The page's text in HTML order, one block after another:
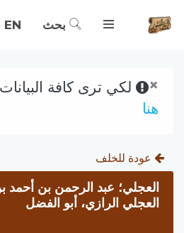
بحث EN
× لكي ترى كافة
هنا
عودة للخلف
العجلي؛ عبد الرحمن بن أحمد
العجلي الرازي، أبو الفضل